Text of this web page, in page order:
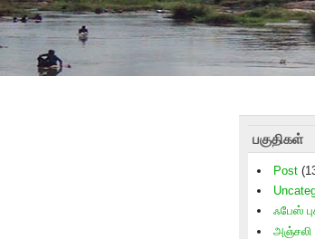
பகுதிகள்
Post
ஃபேஸ்
அஞ்சலி